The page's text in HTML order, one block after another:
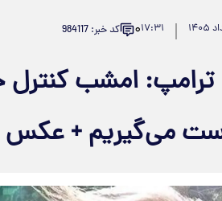
۱۷:۳۱۰ کد خبر: 984117
امشب کنترل
دست می‌گیریم + عکس